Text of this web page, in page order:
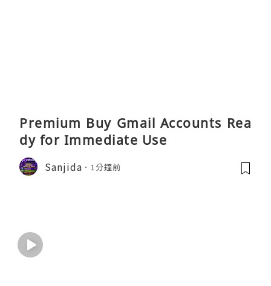
Premium Buy Gmail Accounts Rea
dy for Immediate Use
Sanjida 1分鐘前